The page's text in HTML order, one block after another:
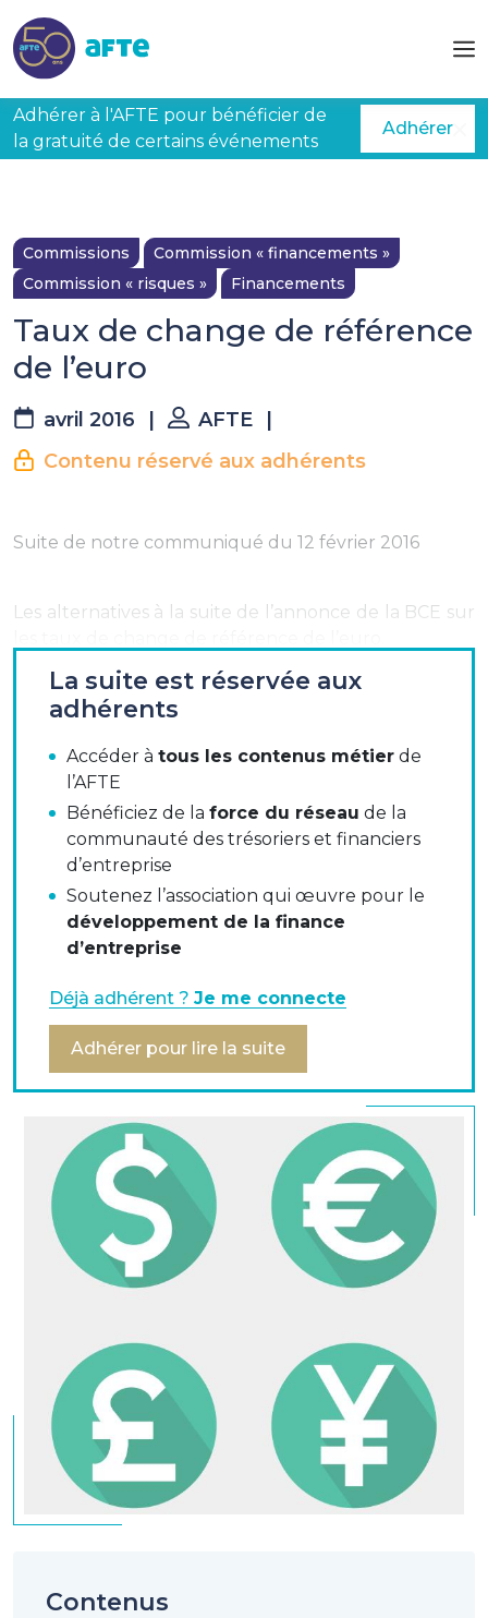
Adhérer à l'AFTE pour bénéficier de
la gratuité de certains événements
Adhérer
Commissions
Commission « financements »
Commission « risques »
Financements
Taux de change de référence
de l’euro
avril 2016 AFTE
Contenu réservé aux adhérents
Suite de notre communiqué du 12 février 2016
Les alternatives à la suite de l’annonce de la BCE sur
Le 7 décembre 2015, la Banque Centrale
Européenne a annoncé qu’à compter du 1er juillet
2016, les taux de change de référence de l’euro
constatés par la BCE seront publiés aux alentours de
16 heures (heure d’Europe centrale) au lieu de
14h30 aujourd’hui.
Des banques ont annoncé ne plus utiliser le fixing
BCE à partir du 1er avril 2016.
L’AFTE vous informe des options pour remplacer le
opérationnelles à prendre en compte, lire le
communiqué de l'AFTE.
La suite est réservée aux
adhérents
Accéder à tous les contenus métier de
l’AFTE
Bénéficiez de la force du réseau de la
communauté des trésoriers et financiers
d’entreprise
Soutenez l’association qui œuvre pour le
développement de la finance
d’entreprise
Déjà adhérent ? Je me connecte
Adhérer pour lire la suite
Contenus